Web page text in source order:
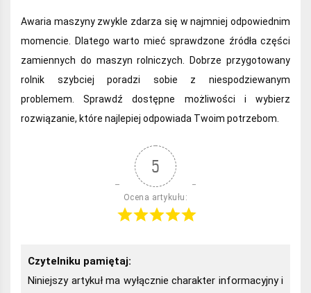
Awaria maszyny zwykle zdarza się w najmniej odpowiednim
momencie. Dlatego warto mieć sprawdzone źródła części
zamiennych do maszyn rolniczych. Dobrze przygotowany
rolnik szybciej poradzi sobie z niespodziewanym
problemem. Sprawdź dostępne możliwości i wybierz
rozwiązanie, które najlepiej odpowiada Twoim potrzebom.
5
Ocena artykułu:
Czytelniku pamiętaj:
Niniejszy artykuł ma wyłącznie charakter informacyjny i